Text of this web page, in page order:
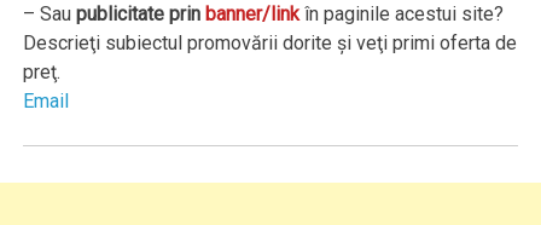
– Saupublicitate prinbanner/link în paginile acestui site?
Descrieţi subiectul promovării dorite şi veţi primi oferta de
preţ.
Email